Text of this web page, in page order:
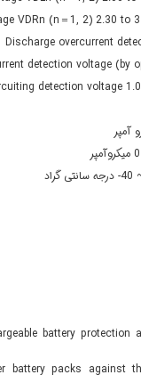
detection voltage
battery
battery packs against